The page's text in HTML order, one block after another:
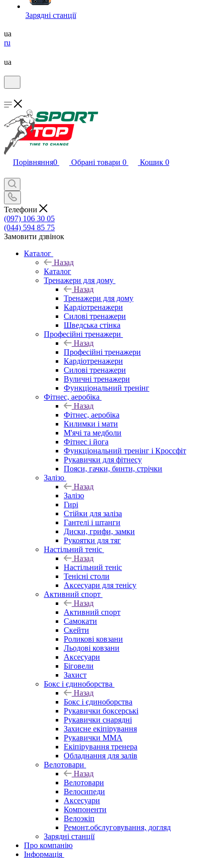
Зарядні станції
ua
ru
ua
Порівняння0 Обрані товари 0 Кошик 0
Телефони
(097) 106 30 05
(044) 594 85 75
Замовити дзвінок
Каталог
Назад
Каталог
Тренажери для дому
Назад
Тренажери для дому
Кардіотренажери
Силові тренажери
Шведська стінка
Професійні тренажери
Назад
Професійні тренажери
Кардіотренажери
Силові тренажери
Вуличні тренажери
Функціональний тренінг
Фітнес, аеробіка
Назад
Фітнес, аеробіка
Килимки і мати
М'ячі та медболи
Фітнес і йога
Функціональний тренінг і Кроссфіт
Рукавички для фітнесу
Пояси, гачки, бинти, стрічки
Залізо
Назад
Залізо
Гирі
Стійки для заліза
Гантелі і штанги
Диски, грифи, замки
Рукоятки для тяг
Настільний теніс
Назад
Настільний теніс
Тенісні столи
Аксесуари для тенісу
Активний спорт
Назад
Активний спорт
Самокати
Скейти
Роликові ковзани
Льодові ковзани
Аксесуари
Біговели
Захист
Бокс і єдиноборства
Назад
Бокс і єдиноборства
Рукавички боксерські
Рукавички снарядні
Захисне екіпірування
Рукавички ММА
Екіпірування тренера
Обладнання для залів
Велотовари
Назад
Велотовари
Велосипеди
Аксесуари
Компоненти
Велоэкіп
Ремонт.обслуговування, догляд
Зарядні станції
Про компанію
Інформація